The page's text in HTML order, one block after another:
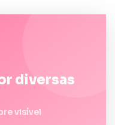
diversas
visível